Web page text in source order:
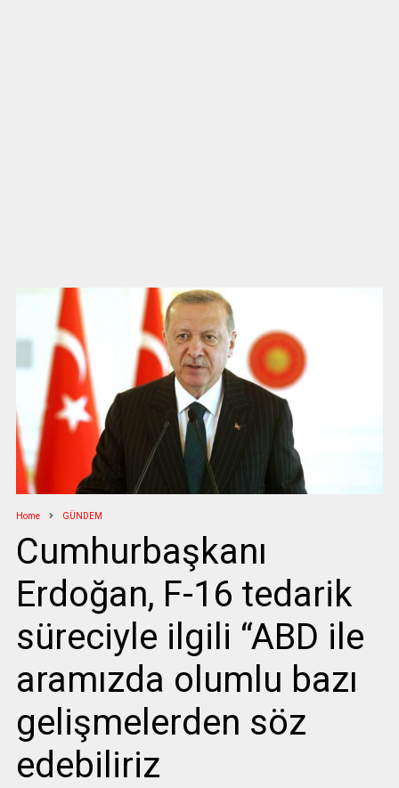
Home GÜNDEM
Cumhurbaşkanı
Erdoğan, F-16 tedarik
süreciyle ilgili “ABD ile
aramızda olumlu bazı
gelişmelerden söz
edebiliriz